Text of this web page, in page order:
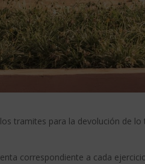
tramites para la devolución de
correspondiente a cada